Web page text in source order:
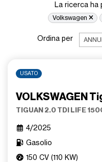
La ricerca ha
Volkswagen
Ordina per
USATO
VOLKSWAGEN
TIGUAN 2.0 TDI LIFE
4/2025
Gasolio
150 CV (110 KW)